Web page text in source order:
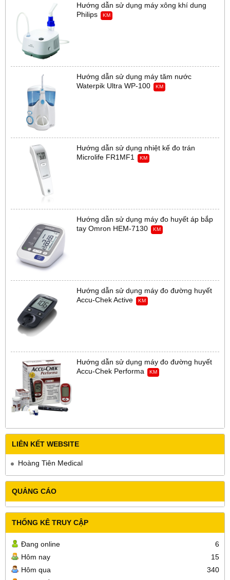
Hướng dẫn sử dụng máy xông khí dung
Philips
KM
Hướng dẫn sử dụng máy tăm nước
Waterpik Ultra WP-100
KM
Hướng dẫn sử dụng nhiệt kế đo trán
Microlife FR1MF1
KM
Hướng dẫn sử dụng máy đo huyết áp bắp
tay Omron HEM-7130
KM
Hướng dẫn sử dụng máy đo đường huyết
Accu-Chek Active
KM
Hướng dẫn sử dụng máy đo đường huyết
Accu-Chek Performa
KM
LIÊN KẾT WEBSITE
Hoàng Tiên Medical
QUẢNG CÁO
THỐNG KÊ TRUY CẬP
Đang online
6
Hôm nay
15
Hôm qua
340